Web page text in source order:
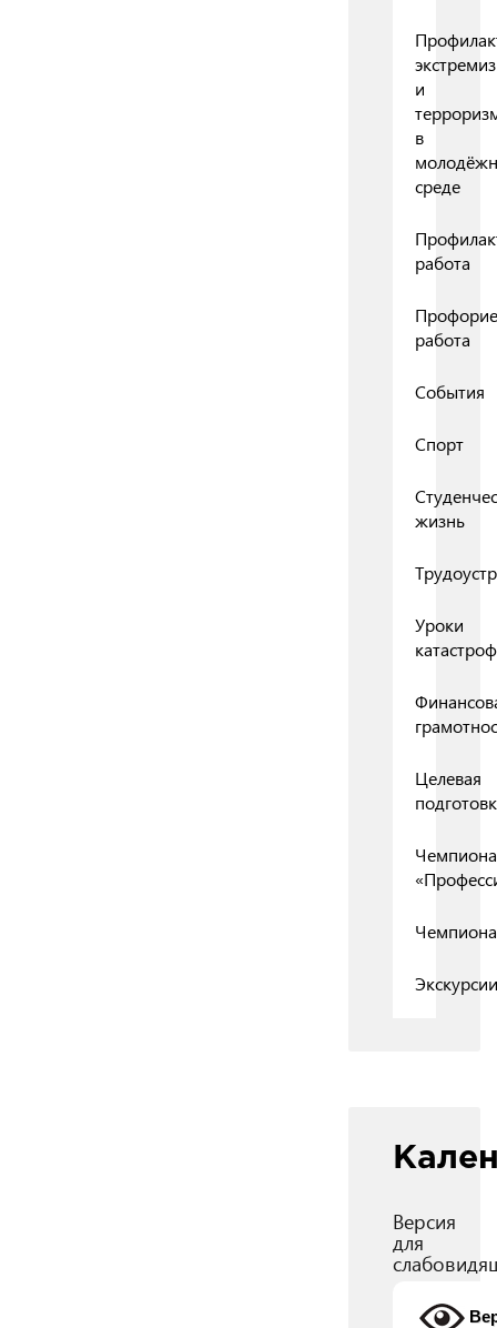
и
в
среде
работа
работа
События
Спорт
жизнь
Уроки
Целевая
Экскурсии
Версия
для